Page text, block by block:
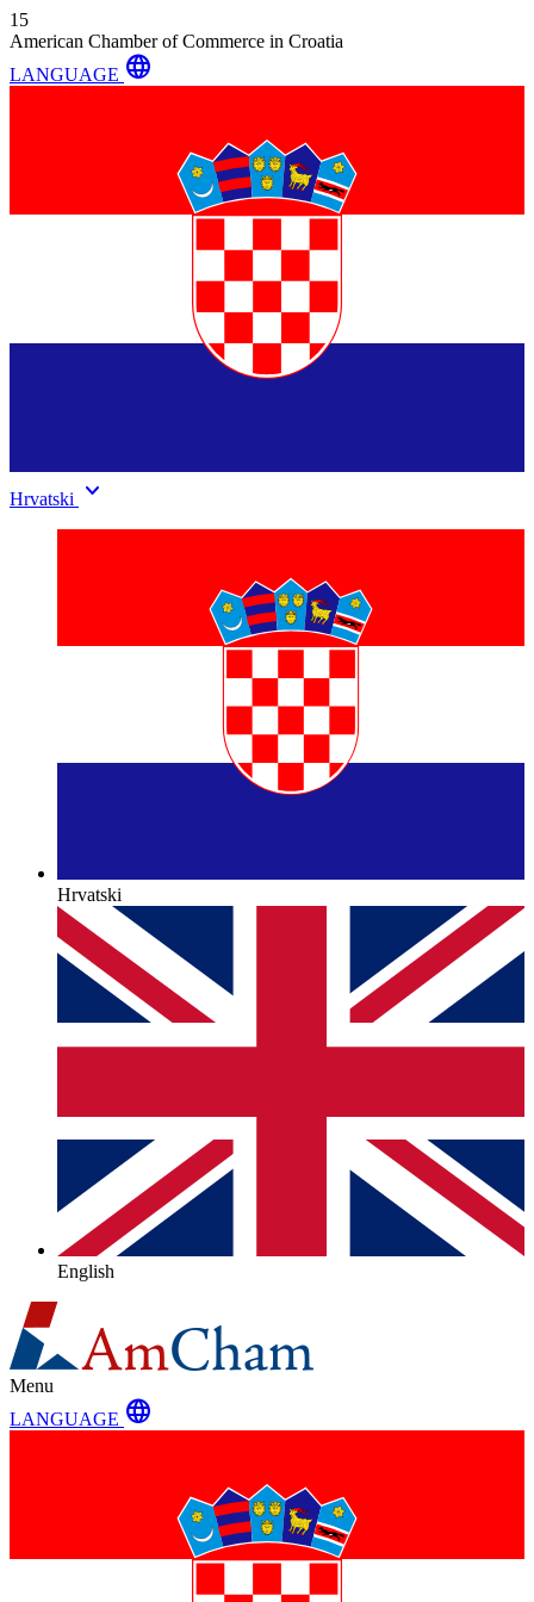
15
American Chamber of Commerce in Croatia
LANGUAGE language
Hrvatski keyboard_arrow_down
Hrvatski
English
Menu
LANGUAGE language